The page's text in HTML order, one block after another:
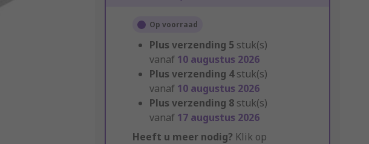
Op voorraad
Plus verzending 5 stuk(s)
vanaf 10 augustus 2026
Plus verzending 4stuk(s)
vanaf 10 augustus 2026
Plus verzending 8 stuk(s)
vanaf 17 augustus 2026
Heeft u meer nodig? Klik op